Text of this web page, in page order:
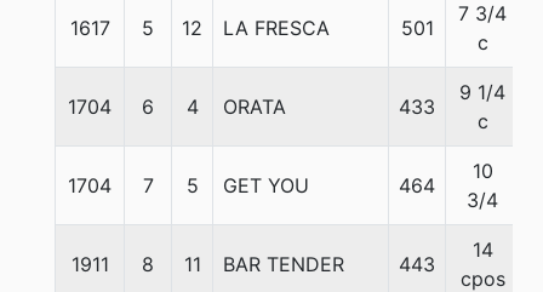
1617 5 12 LA FRESCA 501
7 3/4
c
1704 6 4 ORATA 433
9 1/4
c
1704 7 5 GET YOU 464
10
3/4
1911 8 11 BAR TENDER 443
14
cpos